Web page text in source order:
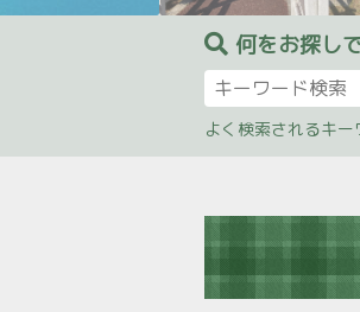
何をお探し
よく検索されるキー